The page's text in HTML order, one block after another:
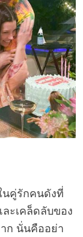
นคู่รักคนดังที่
ะเคล็ดลับของ
ก นั่นคืออย่า